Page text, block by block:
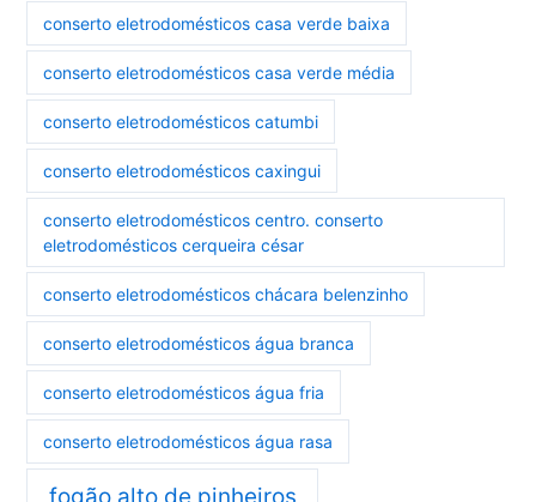
conserto eletrodomésticos casa verde baixa
conserto eletrodomésticos casa verde média
conserto eletrodomésticos catumbi
conserto eletrodomésticos caxingui
conserto eletrodomésticos centro. conserto
eletrodomésticos cerqueira césar
conserto eletrodomésticos chácara belenzinho
conserto eletrodomésticos água branca
conserto eletrodomésticos água fria
conserto eletrodomésticos água rasa